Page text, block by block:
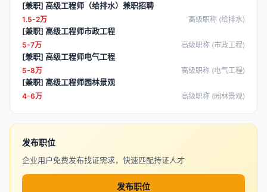
[兼职] 高级工程师（给排水）兼职招聘
1.5-2万 高级职称 (给排水)
[兼职] 高级工程师市政工程
5-7万 高级职称 (市政工程)
[兼职] 高级工程师电气工程
5-8万 高级职称 (电气工程)
[兼职] 高级工程师园林景观
4-6万 高级职称 (园林景观)
发布职位
企业用户免费发布找证需求，快速匹配持证人才
发布职位